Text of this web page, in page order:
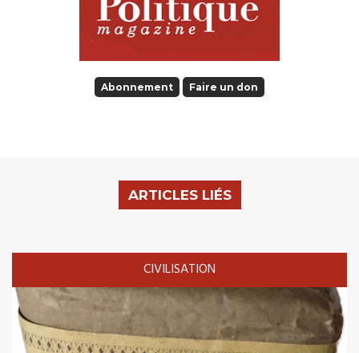
Abonnement Faire un don
ARTICLES LIÉS
CIVILISATION